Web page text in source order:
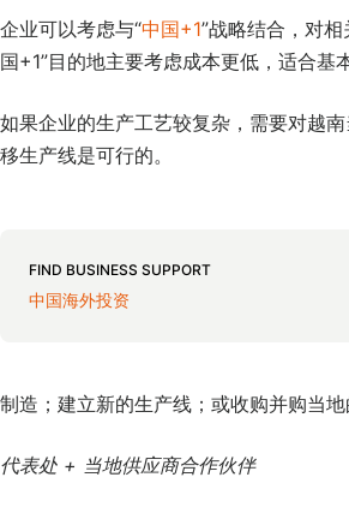
企业可以考虑与“中国+1”战略结合，对
国+1”目的地主要考虑成本更低，适合基
如果企业的生产工艺较复杂，需要对越
移生产线是可行的。
FIND BUSINESS SUPPORT
中国海外投资
制造；建立新的生产线；或收购并购当地
代表处 + 当地供应商合作伙伴